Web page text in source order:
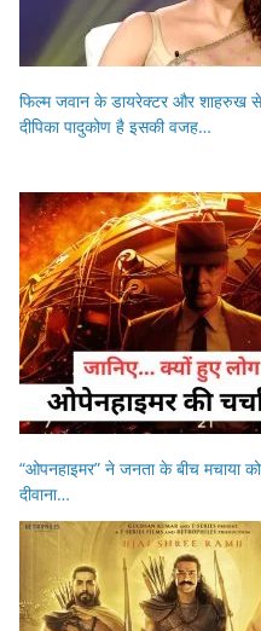
फिल्म जवान के डायरेक्टर और शाहरुख से
दीपिका पादुकोण है इसकी वजह…
“ओपनहाइमर” ने जनता के बीच मचाया
दीवाना…